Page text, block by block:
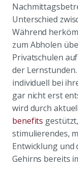
Unterschied
Während
zum Abholen
Privatschulen
der
individuell bei
gar nicht erst
wird durch
benefits
stimulierendes,
Entwicklung und
Gehirns bereits